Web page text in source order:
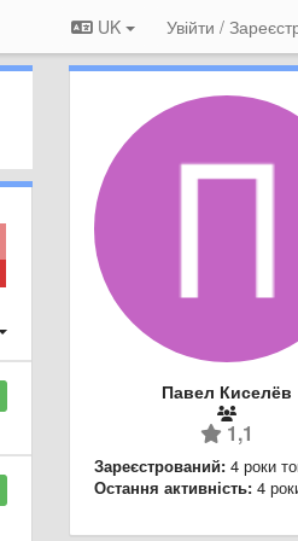
UK Увійти /
Павел Киселёв
1,1
Зареєстрований: 4 роки
Остання активність: 4